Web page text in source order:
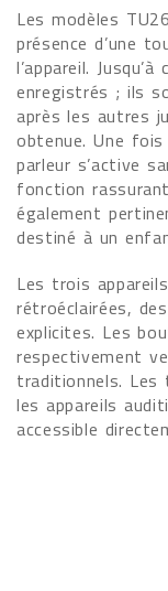
Les modèles
présence d’une
l’appareil.
enregistrés ; ils
après les autres
obtenue. Une
parleur s’active
fonction
également
destiné à un
Les trois
rétroéclairées,
explicites. Les
respectivement
traditionnels. Les
les appareils
accessible